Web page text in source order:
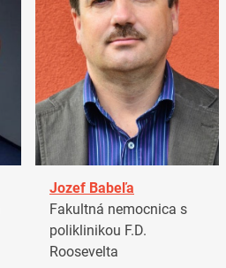
Jozef Babeľa
Fakultná nemocnica s
poliklinikou F.D.
Roosevelta